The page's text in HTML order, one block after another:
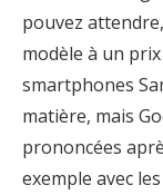
pouvez
modèle à un
smartphones
matière, mais
prononcées
exemple avec